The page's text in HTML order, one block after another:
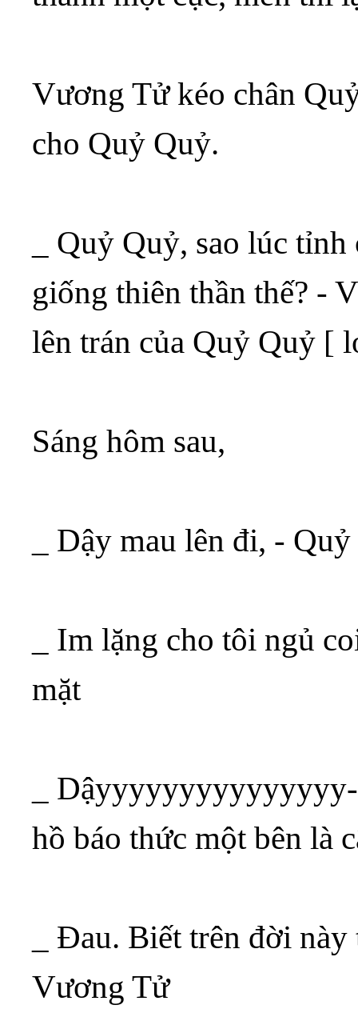
Vương Tử kéo chân
cho Quỷ Quỷ.
_ Quỷ Quỷ, sao lúc
giống thiên thần thế? -
lên trán của Quỷ Quỷ [
Sáng hôm sau,
_ Dậy mau lên đi, -
_ Im lặng cho tôi ngủ
mặt
_
hồ báo thức một bên là
_ Đau. Biết trên đời
Vương Tử